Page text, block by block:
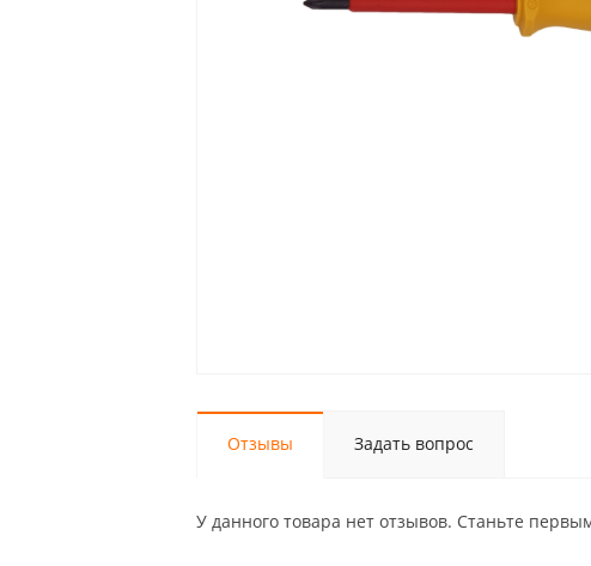
Отзывы Задать вопрос
У данного товара нет отзывов. Станьте